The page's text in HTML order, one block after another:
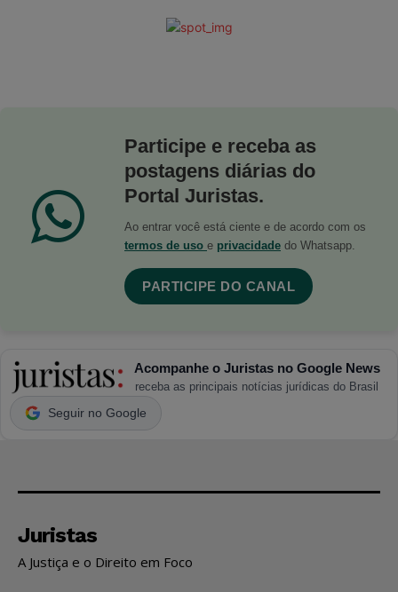
Participe e receba as
postagens diárias do
Portal Juristas.
Ao entrar você está ciente e de acordo com os
termos de uso e privacidade do Whatsapp.
PARTICIPE DO CANAL
Acompanhe o Juristas no Google News
receba as principais notícias jurídicas do Brasil
Seguir no Google
Juristas
A Justiça e o Direito em Foco